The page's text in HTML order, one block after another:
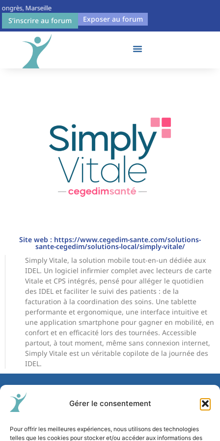
Gérer le consentement
Pour offrir les meilleures expériences, nous utilisons des technologies
telles que les cookies pour stocker et/ou accéder aux informations des
Marseille
S’inscrire au forum Exposer au forum
Site web : https://www.cegedim-sante.com/solutions-
sante-cegedim/solutions-local/simply-vitale/
Simply Vitale, la solution mobile tout-en-un dédiée aux
IDEL. Un logiciel infirmier complet avec lecteurs de carte
Vitale et CPS intégrés, pensé pour alléger le quotidien
des IDEL et faciliter le suivi des patients : de la
facturation à la coordination des soins. Une tablette
performante et ergonomique, une interface intuitive et
une application smartphone pour gagner en mobilité, en
confort et en efficacité lors des tournées. Accessible
partout, à tout moment, même sans connexion internet,
Simply Vitale est un véritable copilote de la journée des
IDEL.
Congrès,
114 rond-
point du
rapides
Programme